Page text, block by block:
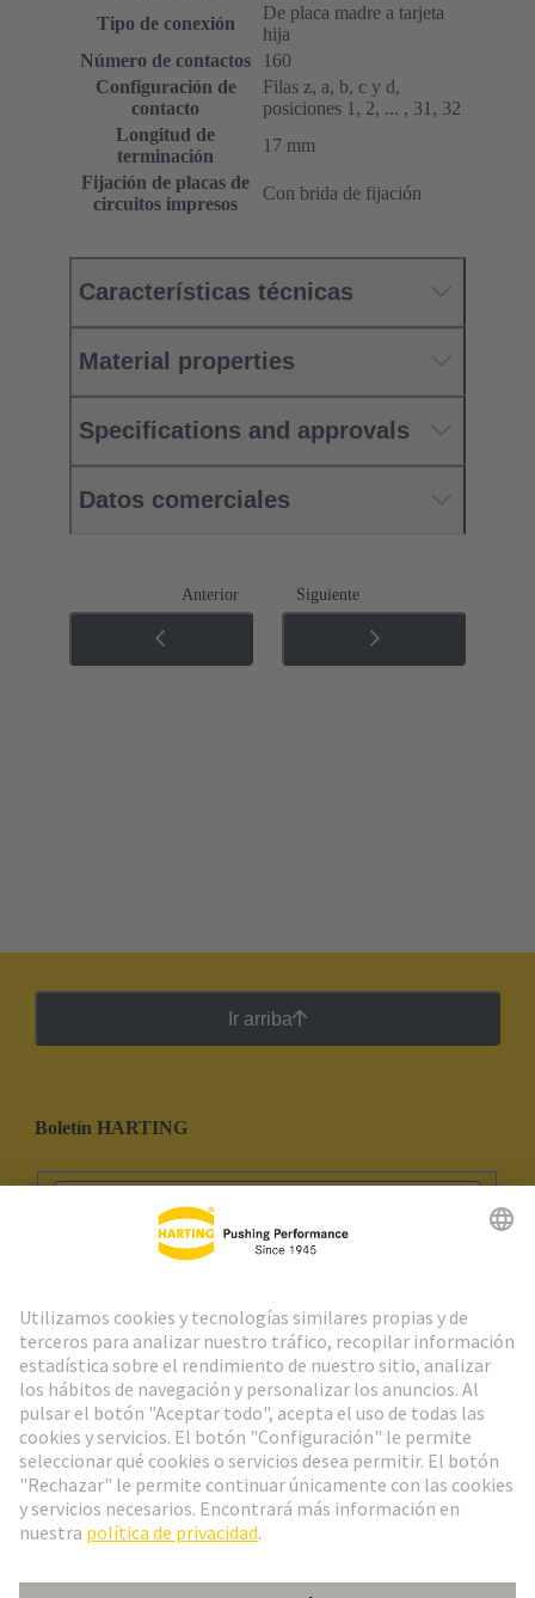
Tipo de conexión
De placa madre a tarjeta
hija
Número de contactos
160
Configuración de
contacto
Filas z, a, b, c y d,
posiciones 1, 2, ... , 31, 32
Longitud de
terminación
17 mm
Fijación de placas de
circuitos impresos
Con brida de fijación
Características técnicas
Material properties
Specifications and approvals
Datos comerciales
Anterior Siguiente
Ir arriba
Boletín HARTING
Ir al registro
Social Media
España Español